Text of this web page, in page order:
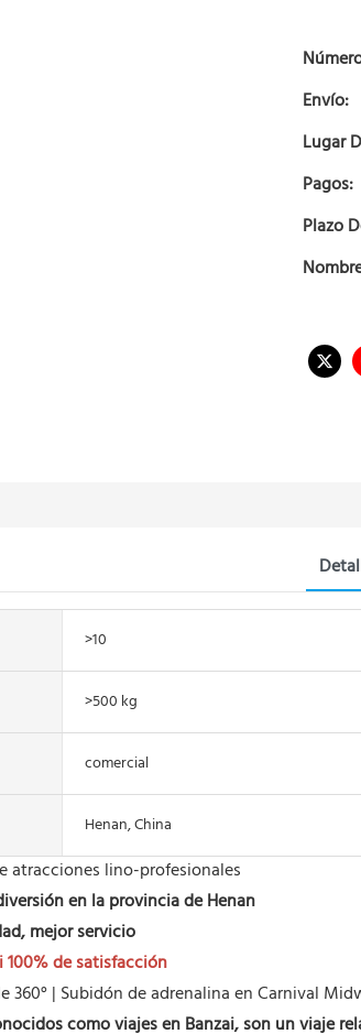
Envío:
Lugar
Pagos:
Plazo
>10
>500 kg
comercial
Henan, China
atracciones lino-profesionales
en la provincia de Henan
mejor servicio
de satisfacción
como viajes en Banzai, son un viaje